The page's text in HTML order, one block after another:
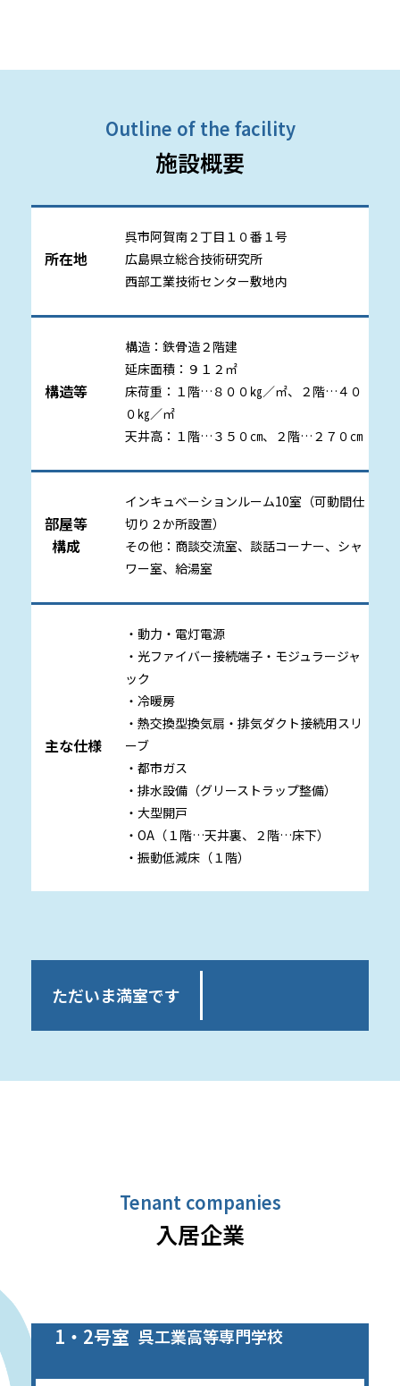
Outline of the facility
施設概要
所在地
呉市阿賀南２丁目１０番１号
広島県立総合技術研究所
西部工業技術センター敷地内
構造等
構造：鉄骨造２階建
延床面積：９１２㎡
床荷重：１階…８００㎏／㎡、２階…４０
０㎏／㎡
天井高：１階…３５０㎝、２階…２７０㎝
部屋等
構成
インキュベーションルーム10室（可動間仕
切り２か所設置）
その他：商談交流室、談話コーナー、シャ
ワー室、給湯室
主な仕様
・動力・電灯電源
・光ファイバー接続端子・モジュラージャ
ック
・冷暖房
・熱交換型換気扇・排気ダクト接続用スリ
ーブ
・都市ガス
・排水設備（グリーストラップ整備）
・大型開戸
・OA（１階…天井裏、２階…床下）
・振動低減床（１階）
ただいま満室です
Tenant companies
入居企業
1・2号室 呉工業高等専門学校